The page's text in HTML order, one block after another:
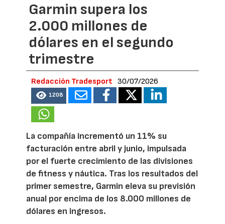
Garmin supera los
2.000 millones de
dólares en el segundo
trimestre
Redacción Tradesport 30/07/2026
1208
La compañía incrementó un 11% su
facturación entre abril y junio, impulsada
por el fuerte crecimiento de las divisiones
de fitness y náutica. Tras los resultados del
primer semestre, Garmin eleva su previsión
anual por encima de los 8.000 millones de
dólares en ingresos.